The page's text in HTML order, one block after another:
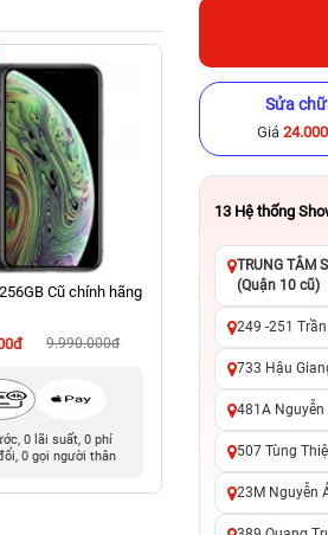
Cũ chính hãng
9.990.000đ
0 lãi suất, 0 phí
0 gọi người thân
iPhone 8 Plus
hãng
2.590.000đ
-5.700.000đ
chuyển đổi, 0 gọi
Sửa
Giá
13 Hệ thống
TRUNG TÂM
(Quận 10 cũ)
249 -251
733 Hậu
481A Nguyễn
507 Tùng
23M Nguyễn